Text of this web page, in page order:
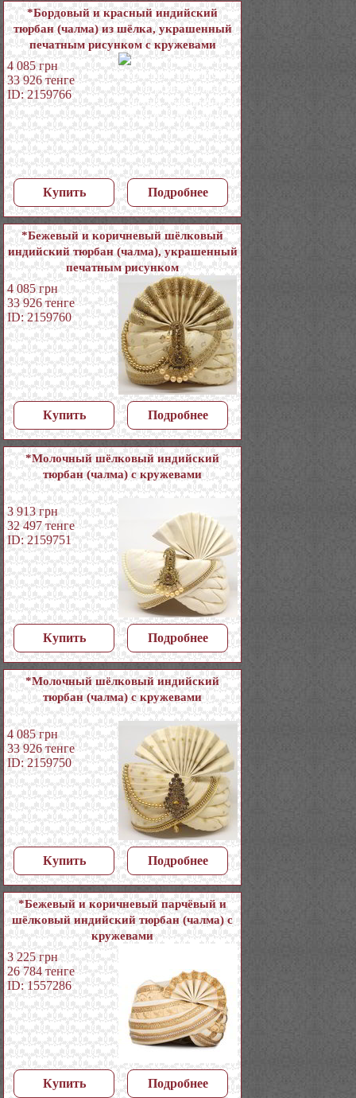
*Бордовый и красный индийский
тюрбан (чалма) из шёлка, украшенный
печатным рисунком с кружевами
4 085 грн
33 926 тенге
ID: 2159766
Купить Подробнее
*Бежевый и коричневый шёлковый
индийский тюрбан (чалма), украшенный
печатным рисунком
4 085 грн
33 926 тенге
ID: 2159760
Купить Подробнее
*Молочный шёлковый индийский
тюрбан (чалма) с кружевами
3 913 грн
32 497 тенге
ID: 2159751
Купить Подробнее
*Молочный шёлковый индийский
тюрбан (чалма) с кружевами
4 085 грн
33 926 тенге
ID: 2159750
Купить Подробнее
*Бежевый и коричневый парчёвый и
шёлковый индийский тюрбан (чалма) с
кружевами
3 225 грн
26 784 тенге
ID: 1557286
Купить Подробнее